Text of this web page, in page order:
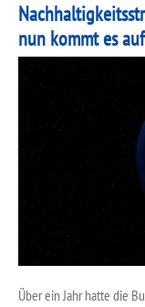
nun kommt es
Über ein Jahr hatte die